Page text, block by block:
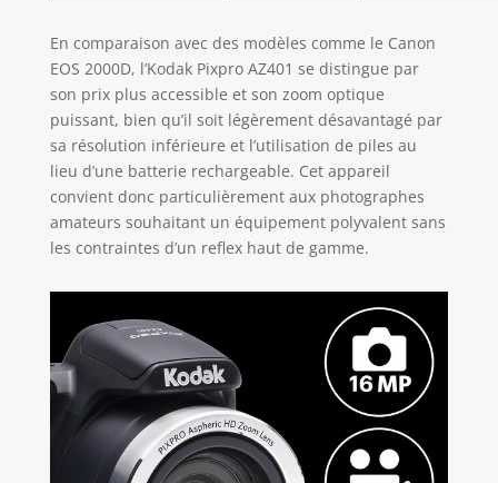
En comparaison avec des modèles comme le Canon
EOS 2000D, l’Kodak Pixpro AZ401 se distingue par
son prix plus accessible et son zoom optique
puissant, bien qu’il soit légèrement désavantagé par
sa résolution inférieure et l’utilisation de piles au
lieu d’une batterie rechargeable. Cet appareil
convient donc particulièrement aux photographes
amateurs souhaitant un équipement polyvalent sans
les contraintes d’un reflex haut de gamme.